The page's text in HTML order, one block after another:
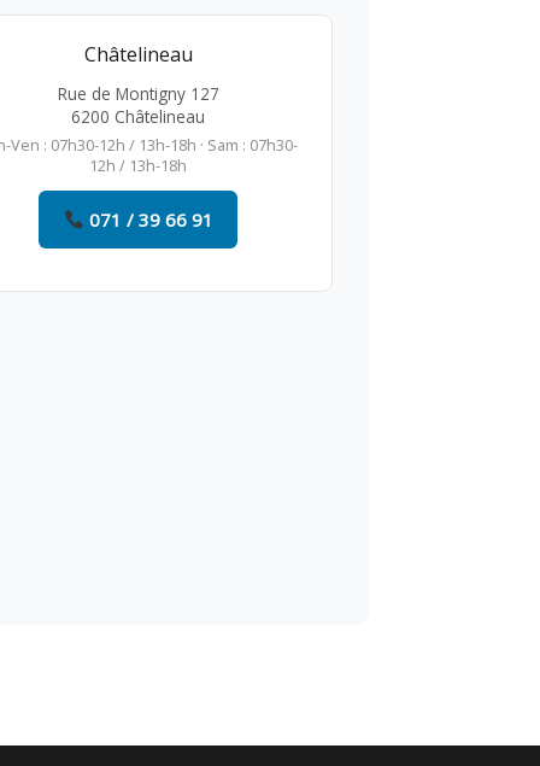
Châtelineau
Rue de Montigny 127
6200 Châtelineau
Ven : 07h30-12h / 13h-18h · Sam : 07h30-
12h / 13h-18h
071 / 39 66 91